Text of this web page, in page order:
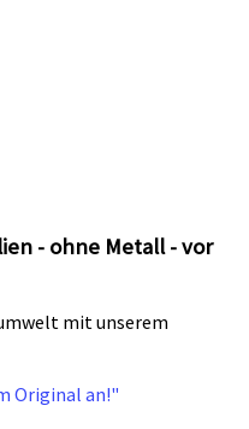
- ohne Metall - vor
mit unserem
Original an!"